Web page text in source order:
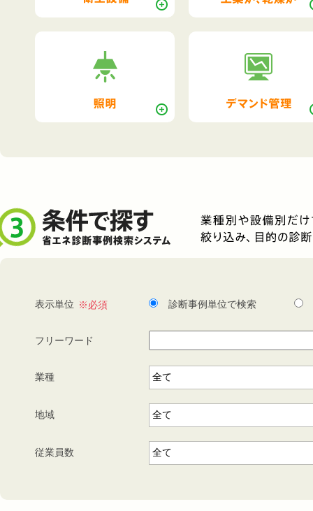
表示単位 診断事例単位で検索
フリーワード
業種
地域
従業員数